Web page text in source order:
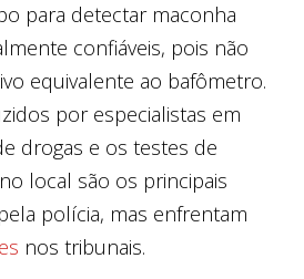
para detectar maconha
confiáveis, pois não
equivalente ao bafômetro.
por especialistas em
drogas e os testes de
local são os principais
polícia, mas enfrentam
nos tribunais.